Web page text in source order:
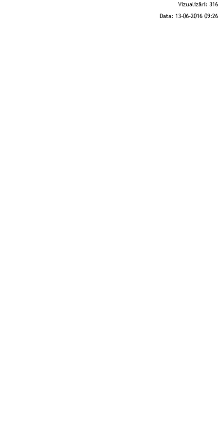
Vizualizări: 316
Data: 13-06-2016 09:26